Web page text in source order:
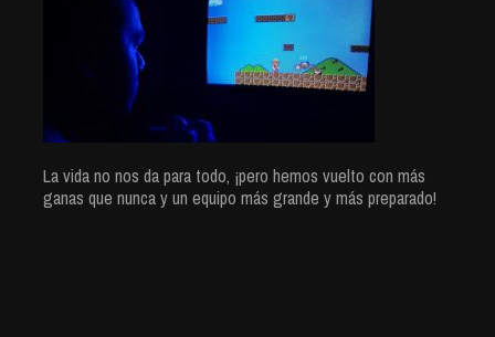
La vida no nos da para todo, ¡pero hemos vuelto con más
ganas que nunca y un equipo más grande y más preparado!